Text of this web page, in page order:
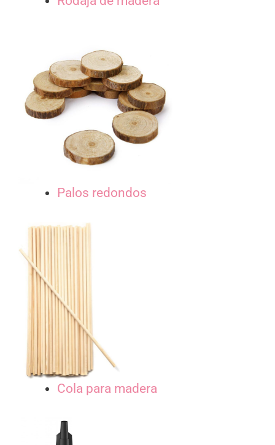
Palos redondos
Cola para madera